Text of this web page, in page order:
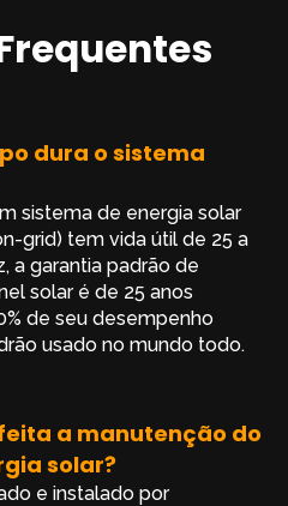
dura o sistema
sistema de energia solar
grid) tem vida útil de 25 a
a garantia padrão de
solar é de 25 anos
de seu desempenho
usado no mundo todo.
a manutenção do
solar?
e instalado por